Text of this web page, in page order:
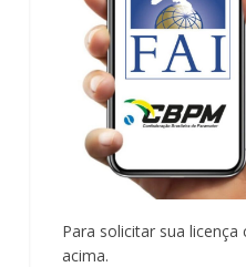
Para solicitar sua licença
acima.